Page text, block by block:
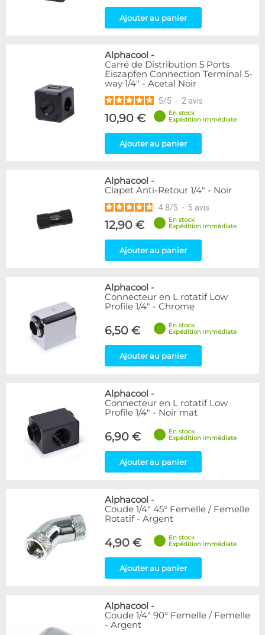
Ajouter au panier
Alphacool -
Carré de Distribution 5 Ports
Eiszapfen Connection Terminal 5-
way 1/4" - Acetal Noir
5/5 - 2 avis
10,90 €
En stock
Expédition immédiate
Ajouter au panier
Alphacool -
Clapet Anti-Retour 1/4" - Noir
4.8/5 - 5 avis
12,90 €
En stock
Expédition immédiate
Ajouter au panier
Alphacool -
Connecteur en L rotatif Low
Profile 1/4" - Chrome
6,50 €
En stock
Expédition immédiate
Ajouter au panier
Alphacool -
Connecteur en L rotatif Low
Profile 1/4" - Noir mat
6,90 €
En stock
Expédition immédiate
Ajouter au panier
Alphacool -
Coude 1/4" 45° Femelle / Femelle
Rotatif - Argent
4,90 €
En stock
Expédition immédiate
Ajouter au panier
Alphacool -
Coude 1/4" 90° Femelle / Femelle
- Argent